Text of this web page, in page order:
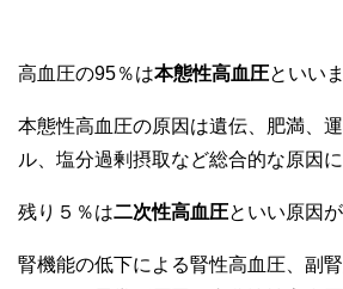
高血圧の95％は本態性高血圧といい
本態性高血圧の原因は遺伝、肥満、
ル、塩分過剰摂取など総合的な原因に
残り５％は二次性高血圧といい原因
腎機能の低下による腎性高血圧、副